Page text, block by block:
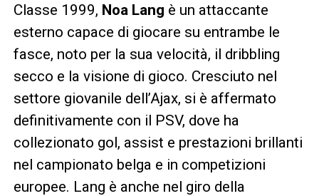
Classe 1999, Noa Lang è un attaccante
esterno capace di giocare su entrambe le
fasce, noto per la sua velocità, il dribbling
secco e la visione di gioco. Cresciuto nel
settore giovanile dell’Ajax, si è affermato
definitivamente con il PSV, dove ha
collezionato gol, assist e prestazioni brillanti
nel campionato belga e in competizioni
europee. Lang è anche nel giro della